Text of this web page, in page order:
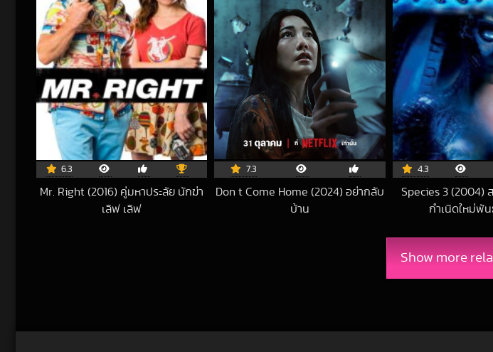
6.3
Mr. Right (2016) คู่มหาประลัย นักฆ่า
เลิฟ เลิฟ
7.3
Don t Come Home (2024) อย่ากลับ
บ้าน
4.3
Species 3 (2004)
กำเนิดใหม่พั
Show more